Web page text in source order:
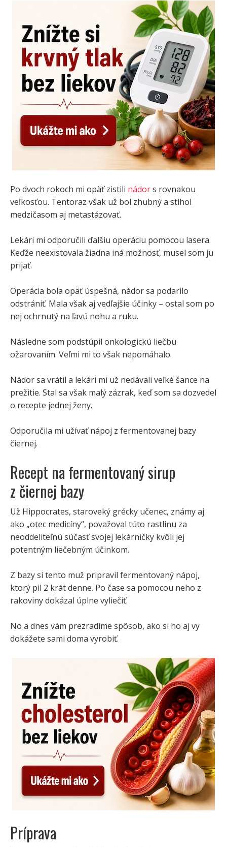
Po dvoch rokoch mi opäť zistili nádors rovnakou
veľkosťou. Tentoraz však už bol zhubný a stihol
medzičasom aj metastázovať.
Lekári mi odporučili ďalšiu operáciu pomocou lasera.
Keďže neexistovala žiadna iná možnosť, musel som ju
prijať.
Operácia bola opäť úspešná, nádor sa podarilo
odstrániť. Mala však aj vedľajšie účinky – ostal som po
nej ochrnutý na ľavú nohu a ruku.
Následne som podstúpil onkologickú liečbu
ožarovaním. Veľmi mi to však nepomáhalo.
Nádor sa vrátil a lekári mi už nedávali veľké šance na
prežitie. Stal sa však malý zázrak, keď som sa dozvedel
o recepte jednej ženy.
Odporučila mi užívať nápoj z fermentovanej bazy
čiernej.
Recept na fermentovaný sirup
z čiernej bazy
Už Hippocrates, staroveký grécky učenec, známy aj
ako „otec medicíny“, považoval túto rastlinu za
neoddeliteľnú súčasť svojej lekárničky kvôli jej
potentným liečebným účinkom.
Z bazy si tento muž pripravil fermentovaný nápoj,
ktorý pil 2 krát denne. Po čase sa pomocou neho z
rakoviny dokázal úplne vyliečiť.
No a dnes vám prezradíme spôsob, ako si ho aj vy
dokážete sami doma vyrobiť.
Príprava